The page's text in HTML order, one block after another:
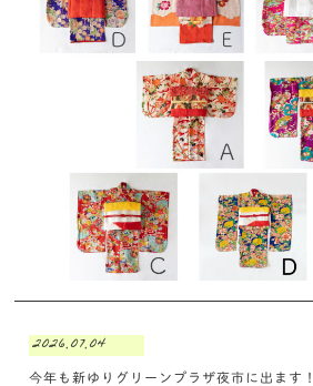
2026.07.04
今年も新ゆりグリーンプラザ夜市に出ます！